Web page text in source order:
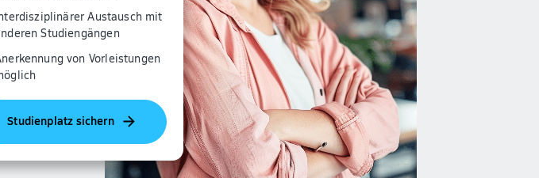
Austausch mit
Studiengängen
von Vorleistungen
Studienplatz sichern